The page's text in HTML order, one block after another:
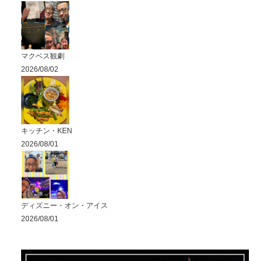
マクベス観劇
2026/08/02
キッチン・KEN
2026/08/01
ディズニー・オン・アイス
2026/08/01